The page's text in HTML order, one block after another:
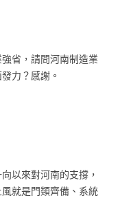
省，請問河南制造業
力？感謝。
以來對河南的支撐，
就是門類齊備、系統